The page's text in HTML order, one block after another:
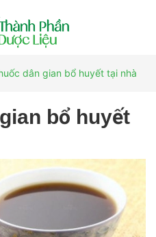
dân gian bổ huyết tại nhà
bổ huyết